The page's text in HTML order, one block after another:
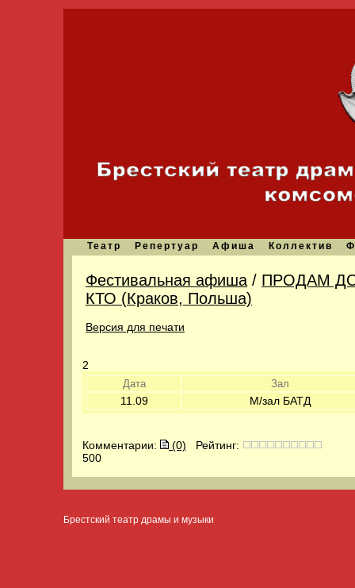
Театр Репертуар Афиша Коллектив
Фестивальная афиша / ПРОДАМ
КТО (Краков, Польша)
Версия для печати
2
Дата Зал
11.09 М/зал БАТД
Комментарии: (0) Рейтинг:
500
Брестский театр драмы и музыки